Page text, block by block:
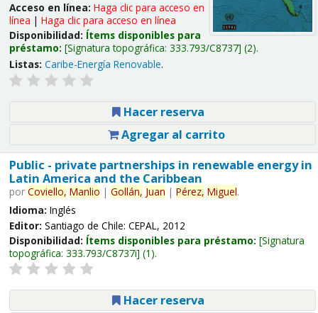
Acceso en línea: Haga clic para acceso en
línea | Haga clic para acceso en línea
Disponibilidad: Ítems disponibles para
préstamo: Signatura topográfica: 333.793/C8737 (2).
Listas: Caribe-Energía Renovable.
Hacer reserva
Agregar al carrito
Public - private partnerships in renewable energy in
Latin America and the Caribbean
por Coviello, Manlio | Gollán, Juan | Pérez, Miguel.
Idioma: Inglés
Editor: Santiago de Chile: CEPAL, 2012
Disponibilidad: Ítems disponibles para préstamo: Signatura
topográfica: 333.793/C8737i (1).
Hacer reserva